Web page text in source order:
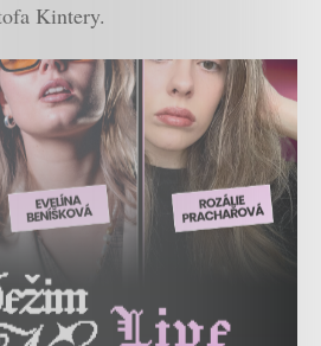
Kintery.